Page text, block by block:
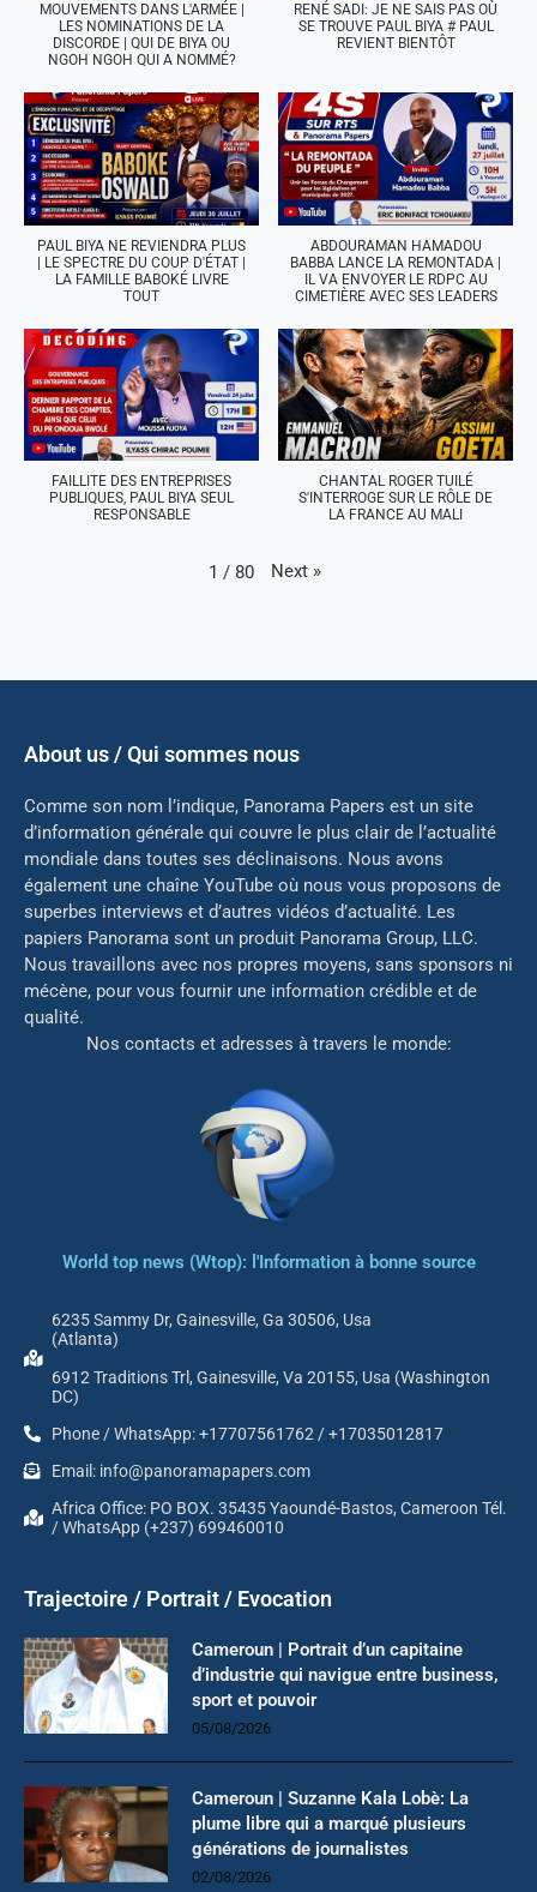
MOUVEMENTS DANS L'ARMÉE |
LES NOMINATIONS DE LA
DISCORDE | QUI DE BIYA OU
NGOH NGOH QUI A NOMMÉ?
RENÉ SADI: JE NE SAIS PAS OÙ
SE TROUVE PAUL BIYA # PAUL
REVIENT BIENTÔT
PAUL BIYA NE REVIENDRA PLUS
| LE SPECTRE DU COUP D'ÉTAT |
LA FAMILLE BABOKÉ LIVRE
TOUT
ABDOURAMAN HAMADOU
BABBA LANCE LA REMONTADA |
IL VA ENVOYER LE RDPC AU
CIMETIÈRE AVEC SES LEADERS
FAILLITE DES ENTREPRISES
PUBLIQUES, PAUL BIYA SEUL
RESPONSABLE
CHANTAL ROGER TUILÉ
S'INTERROGE SUR LE RÔLE DE
LA FRANCE AU MALI
1 / 80 Next »
About us / Qui sommes nous
Comme son nom l’indique, Panorama Papers est un site
d’information générale qui couvre le plus clair de l’actualité
mondiale dans toutes ses déclinaisons. Nous avons
également une chaîne YouTube où nous vous proposons de
superbes interviews et d’autres vidéos d’actualité. Les
papiers Panorama sont un produit Panorama Group, LLC.
Nous travaillons avec nos propres moyens, sans sponsors ni
mécène, pour vous fournir une information crédible et de
qualité.
Nos contacts et adresses à travers le monde:
World top news (Wtop): l'Information à bonne source
6235 Sammy Dr, Gainesville, Ga 30506, Usa
(Atlanta)
6912 Traditions Trl, Gainesville, Va 20155, Usa (Washington
DC)
Phone / WhatsApp: +17707561762 / +17035012817
Email: info@panoramapapers.com
Africa Office: PO BOX. 35435 Yaoundé-Bastos, Cameroon Tél.
/ WhatsApp (+237) 699460010
Trajectoire / Portrait / Evocation
Cameroun | Portrait d’un capitaine
d’industrie qui navigue entre business,
sport et pouvoir
05/08/2026
Cameroun | Suzanne Kala Lobè: La
plume libre qui a marqué plusieurs
générations de journalistes
02/08/2026